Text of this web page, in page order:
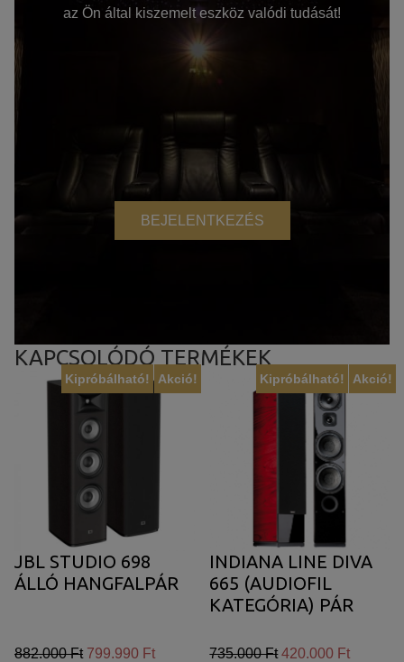
az Ön által kiszemelt eszköz valódi tudását!
BEJELENTKEZÉS
KAPCSOLÓDÓ TERMÉKEK
Akció!
Kipróbálható!
JBL STUDIO 698
ÁLLÓ HANGFALPÁR
882.000 Ft 799.990 Ft
Akció!
Kipróbálható!
INDIANA LINE DIVA
665 (AUDIOFIL
KATEGÓRIA) PÁR
735.000 Ft 420.000 Ft